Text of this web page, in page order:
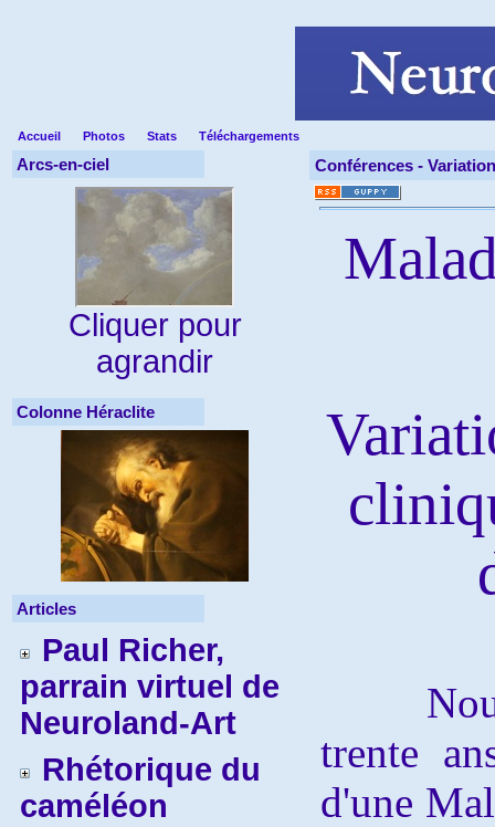
Accueil Photos Stats Téléchargements
Arcs-en-ciel
Cliquer pour
agrandir
Colonne Héraclite
Articles
Paul Richer,
parrain virtuel de
Neuroland-Art
Rhétorique du
caméléon
Conférences -
trente
d'une